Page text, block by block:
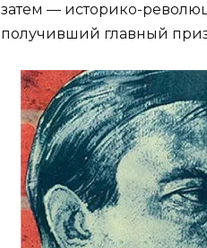
затем — историко-
получивший главный